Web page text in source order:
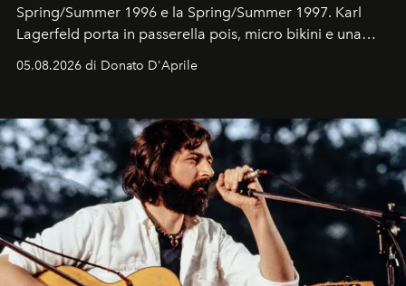
Spring/Summer 1996 e la Spring/Summer 1997. Karl
Lagerfeld porta in passerella pois, micro bikini e una
Kate, Claudia e Carla una dietro l'altra. Trent'anni dopo,
uno dei documenti più contemporanei che abbiamo.
05.08.2026 di Donato D'Aprile